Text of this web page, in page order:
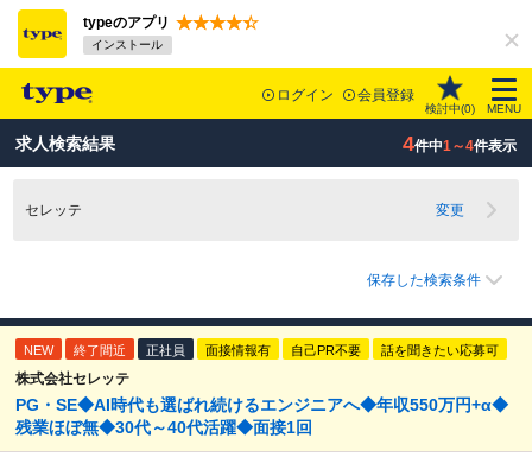
typeのアプリ
インストール
ログイン 会員登録
検討中(0) MENU
求人検索結果 4件中1～4件表示
セレッテ 変更
保存した検索条件
NEW 終了間近 正社員 面接情報有 自己PR不要 話を聞きたい応募可
株式会社セレッテ
PG・SE◆AI時代も選ばれ続けるエンジニアへ◆年収550万円+α◆
残業ほぼ無◆30代～40代活躍◆面接1回